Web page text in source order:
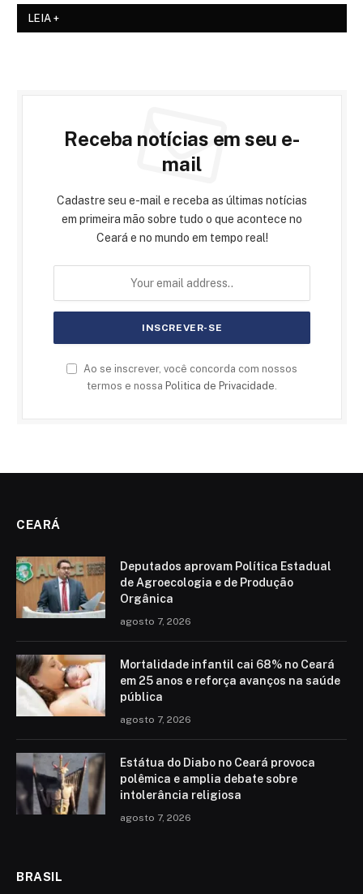
LEIA +
Receba notícias em seu e-
mail
Cadastre seu e-mail e receba as últimas notícias
em primeira mão sobre tudo o que acontece no
Ceará e no mundo em tempo real!
Ao se inscrever, você concorda com nossos
termos e nossa Politica de Privacidade
CEARÁ
Deputados aprovam Política Estadual
de Agroecologia e de Produção
Orgânica
agosto 7, 2026
Mortalidade infantil cai 68% no Ceará
em 25 anos e reforça avanços na saúde
pública
agosto 7, 2026
Estátua do Diabo no Ceará provoca
polêmica e amplia debate sobre
intolerância religiosa
agosto 7, 2026
BRASIL